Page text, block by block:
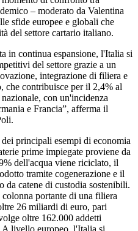
– moderato da Valentina
sfide europee e globali che
del settore cartario italiano.
in continua espansione, l'Italia si
del settore grazie a un
integrazione di filiera e
che contribuisce per il 2,4% al
con un'incidenza
e Francia”, afferma il
principali esempi di economia
prime impiegate proviene da
dell'acqua viene riciclato, il
tramite cogenerazione e il
catene di custodia sostenibili.
portante di una filiera
26 miliardi di euro, pari
oltre 162.000 addetti
livello europeo, l'Italia si